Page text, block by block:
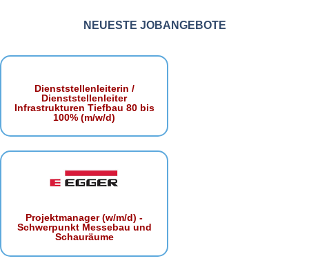
NEUESTE JOBANGEBOTE
Dienststellenleiterin /
Dienststellenleiter
Infrastrukturen Tiefbau 80 bis
100% (m/w/d)
Projektmanager (w/m/d) -
Schwerpunkt Messebau und
Schauräume